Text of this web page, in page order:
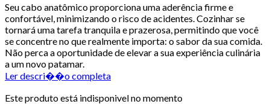
Seu cabo anatômico proporciona uma aderência firme e
confortável, minimizando o risco de acidentes. Cozinhar se
tornará uma tarefa tranquila e prazerosa, permitindo que você
se concentre no que realmente importa: o sabor da sua comida.
Não perca a oportunidade de elevar a sua experiência culinária
a um novo patamar.
Ler descri��o completa
Este produto está indisponivel no momento